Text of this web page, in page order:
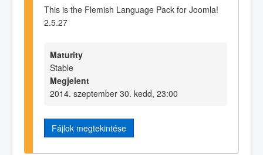
This is the Flemish Language Pack for Joomla!
2.5.27
Maturity
Stable
Megjelent
2014. szeptember 30. kedd, 23:00
Fájlok megtekintése